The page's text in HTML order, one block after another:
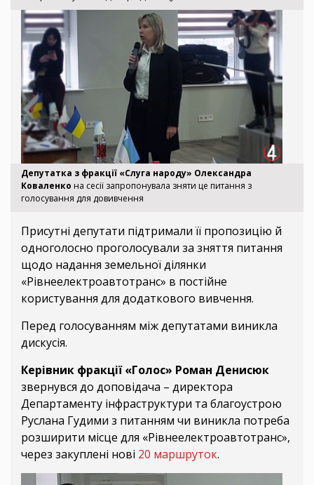
Депутатка з фракції «Слуга народу» Олександра
Коваленко на сесії запропонувала зняти це питання з
голосування для довивчення
Присутні депутати підтримали її пропозицію й
одноголосно проголосували за зняття питання
щодо надання земельної ділянки
«Рівнеелектроавтотранс» в постійне
користування для додаткового вивчення.
Перед голосуванням між депутатами виникла
дискусія.
Керівник фракції «Голос» Роман Денисюк
звернувся до доповідача – директора
Департаменту інфраструктури та благоустрою
Руслана Гудими з питанням чи виникла потреба
розширити місце для «Рівнеелектроавтотранс»,
через закуплені нові 20 маршруток.